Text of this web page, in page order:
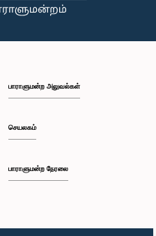
பாராளுமன்ற அலுவல்கள்
செயலகம்
பாராளுமன்ற நேரலை